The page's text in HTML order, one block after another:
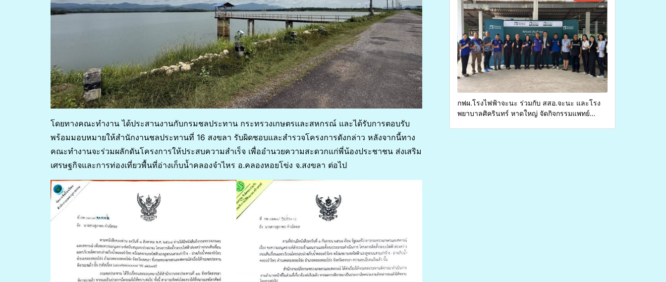
โดยทางคณะทำงาน ได้ประสานงานกับกรมชลประทาน กระทรวงเกษตรและสหกรณ์ และได้รับการตอบรับ
พร้อมมอบหมายให้สำนักงานชลประทานที่ 16 สงขลา รับผิดชอบและสำรวจโครงการดังกล่าว หลังจากนี้ทาง
คณะทำงานจะร่วมผลักดันโครงการให้ประสบความสำเร็จ เพื่ออำนวยความสะดวกแก่พี่น้องประชาชน ส่งเสริม
เศรษฐกิจและการท่องเที่ยวพื้นที่อ่างเก็บน้ำคลองจำไหร อ.คลองหอยโข่ง จ.สงขลา ต่อไป
กฟผ.โรงไฟฟ้าจะนะ ร่วมกับ สสอ.จะนะ และโรง
พยาบาลศิครินทร์ หาดใหญ่ จัดกิจกรรมแพทย์